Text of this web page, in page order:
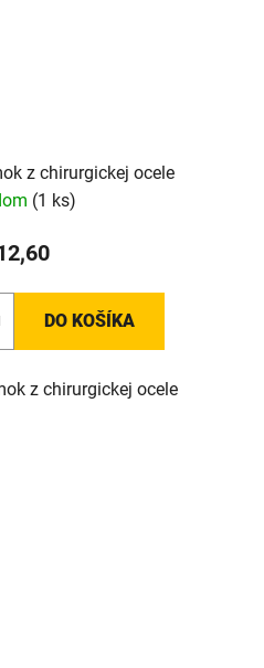
z chirurgickej ocele
(1 ks)
DO KOŠÍKA
z chirurgickej ocele